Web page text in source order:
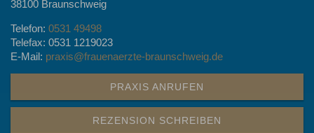
38100 Braunschweig
Telefon: 0531 49498
Telefax: 0531 1219023
E-Mail: praxis@frauenaerzte-braunschweig.de
PRAXIS ANRUFEN
REZENSION SCHREIBEN